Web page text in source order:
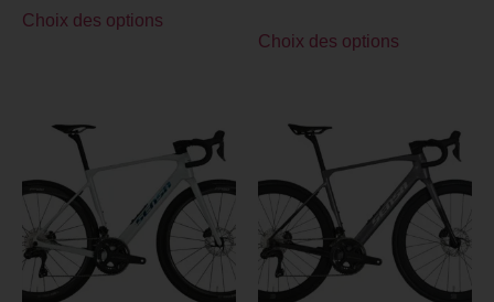
Choix des options
Choix des options